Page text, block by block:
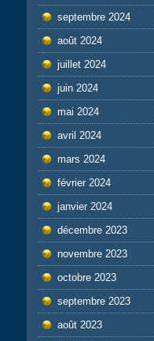
septembre 2024
août 2024
juillet 2024
juin 2024
mai 2024
avril 2024
mars 2024
février 2024
janvier 2024
décembre 2023
novembre 2023
octobre 2023
septembre 2023
août 2023